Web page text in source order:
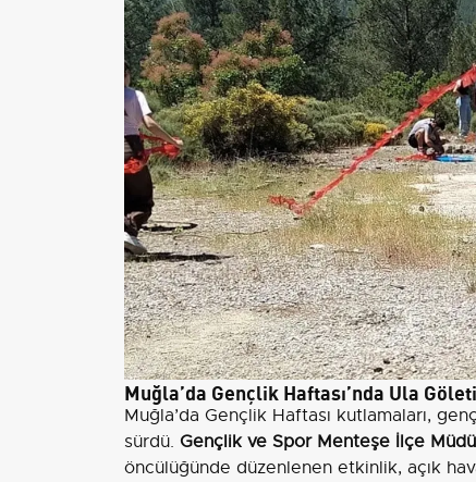
Muğla’da Gençlik Haftası’nda Ula
Muğla’da Gençlik Haftası kutlamaları,
sürdü. Gençlik ve Spor Menteşe İlçe
öncülüğünde düzenlenen etkinlik, açık